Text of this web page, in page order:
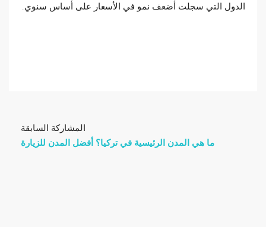
الدول التي سجلت أضعف نمو في الأسعار على أساس سنوي.
المشاركة السابقة
ما هي المدن الرئيسية في تركيا؟ أفضل المدن للزيارة